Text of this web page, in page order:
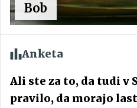
Bob
Anketa
Ali ste za to, da tudi v
pravilo, da morajo